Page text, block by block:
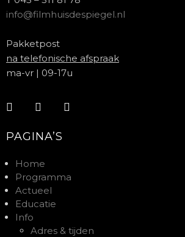
info@filmhuisdespiegel.nl
Pakketpost
na telefonische afspraak
ma-vr | 09-17u
PAGINA’S
Home
Programma
Actueel
Educatie
Info
Adres & tijden